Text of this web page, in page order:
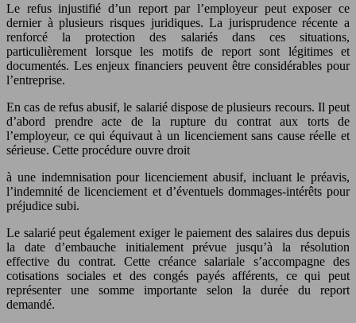
Le refus injustifié d’un report par l’employeur peut exposer ce
dernier à plusieurs risques juridiques. La jurisprudence récente a
renforcé la protection des salariés dans ces situations,
particulièrement lorsque les motifs de report sont légitimes et
documentés. Les enjeux financiers peuvent être considérables pour
l’entreprise.
En cas de refus abusif, le salarié dispose de plusieurs recours. Il peut
d’abord prendre acte de la rupture du contrat aux torts de
l’employeur, ce qui équivaut à un licenciement sans cause réelle et
sérieuse. Cette procédure ouvre droit
à une indemnisation pour licenciement abusif, incluant le préavis,
l’indemnité de licenciement et d’éventuels dommages-intérêts pour
préjudice subi.
Le salarié peut également exiger le paiement des salaires dus depuis
la date d’embauche initialement prévue jusqu’à la résolution
effective du contrat. Cette créance salariale s’accompagne des
cotisations sociales et des congés payés afférents, ce qui peut
représenter une somme importante selon la durée du report
demandé.